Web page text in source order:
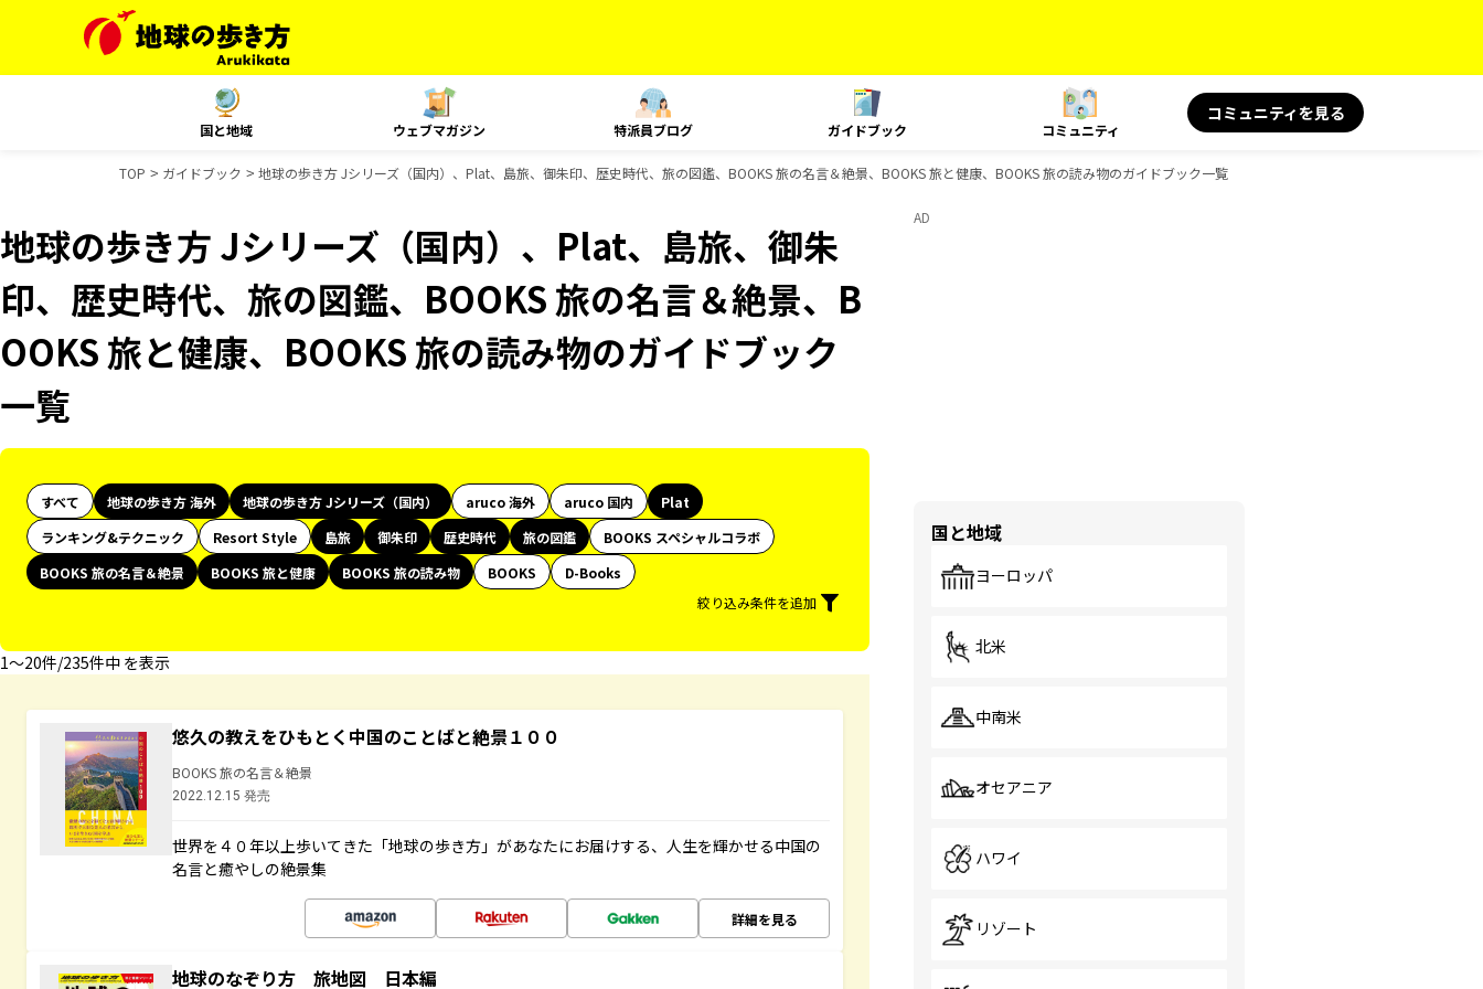
国と地域 ウェブマガジン 特派員ブログ ガイドブック コミュニティ
コミュニティを見る
TOP ガイドブック 地球の歩き方 Jシリーズ（国内）、Plat、島旅、御朱印、歴史時代、旅の図鑑、BOOKS 旅の名言＆絶景、BOOKS 旅と健康、BOOKS 旅の読み物のガイドブック一覧
地球の歩き方 Jシリーズ（国内）、Plat、島旅、御朱
印、歴史時代、旅の図鑑、BOOKS 旅の名言＆絶景、B
OOKS 旅と健康、BOOKS 旅の読み物のガイドブック
一覧
すべて 地球の歩き方 海外 地球の歩き方 Jシリーズ（国内） aruco 海外 aruco 国内
Plat
ランキング&テクニック
Resort Style 島旅 御朱印 歴史時代 旅の図鑑
BOOKS スペシャルコラボ
BOOKS 旅の名言＆絶景
BOOKS 旅と健康 BOOKS 旅の読み物 BOOKS
D-Books
絞り込み条件を追加
1〜20件/235件中 を表示
悠久の教えをひもとく中国のことばと絶景１００
BOOKS 旅の名言＆絶景
2022.12.15 発売
世界を４０年以上歩いてきた「地球の歩き方」があなたにお届けする、人生を輝かせる中国の
名言と癒やしの絶景集
詳細を見る
地球のなぞり方 旅地図 日本編
AD
国と地域
ヨーロッパ
北米
中南米
オセアニア
ハワイ
リゾート